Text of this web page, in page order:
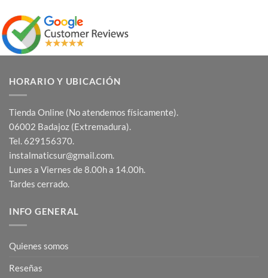
HORARIO Y UBICACIÓN
Tienda Online (No atendemos físicamente).
06002 Badajoz (Extremadura).
Tel. 629156370.
instalmaticsur@gmail.com.
Lunes a Viernes de 8.00h a 14.00h.
Tardes cerrado.
INFO GENERAL
Quienes somos
Reseñas